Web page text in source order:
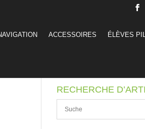
ACCESSOIRES ÉLÈVES
RECHERCHE